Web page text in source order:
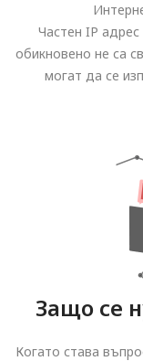
Частен IP
обикновено не са
могат да се
Защо се
Когато става